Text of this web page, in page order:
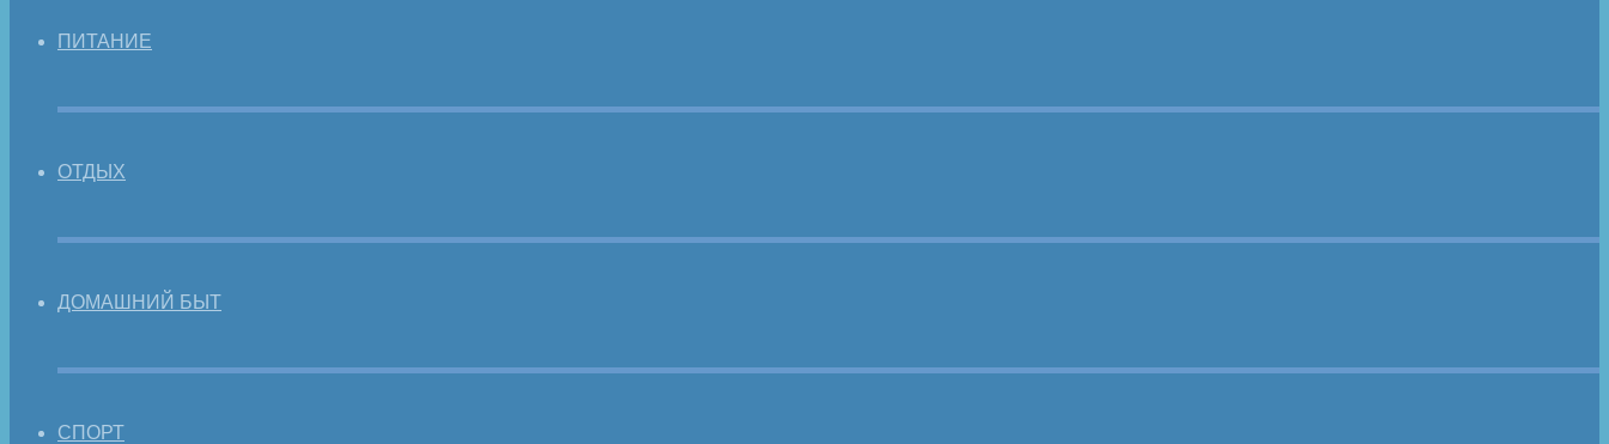
ПИТАНИЕ
ОТДЫХ
ДОМАШНИЙ БЫТ
СПОРТ